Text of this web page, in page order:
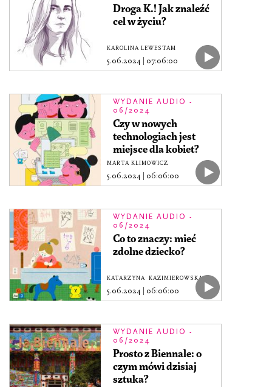
Droga K.! Jak znaleźć
cel w życiu?
KAROLINA LEWESTAM
5.06.2024 07:06:00
WYDANIE AUDIO -
06/2024
Czy w nowych
technologiach jest
miejsce dla kobiet?
MARTA KLIMOWICZ
5.06.2024 06:06:00
WYDANIE AUDIO -
06/2024
Co to znaczy: mieć
zdolne dziecko?
KATARZYNA KAZIMIEROWSKA
5.06.2024 06:06:00
WYDANIE AUDIO -
06/2024
Prosto z Biennale: o
czym mówi dzisiaj
sztuka?